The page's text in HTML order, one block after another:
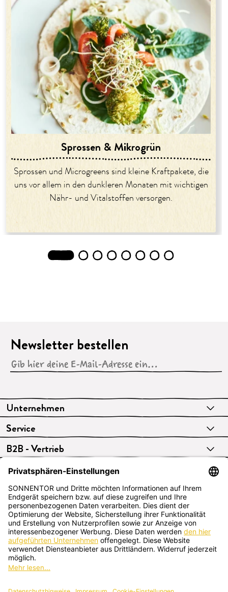
Sprossen & Mikrogrün
Sprossen und Microgreens sind kleine Kraftpakete, die
uns vor allem in den dunkleren Monaten mit wichtigen
Nähr- und Vitalstoffen versorgen.
2 3 4 5 6 7 8
Unternehmen
Service
B2B - Vertrieb
Newsletter bestellen
Deutsch
SONNENTOR Kräuterhandels GMBH
Sprögnitz 10, 3913 Sprögnitz, Österreich